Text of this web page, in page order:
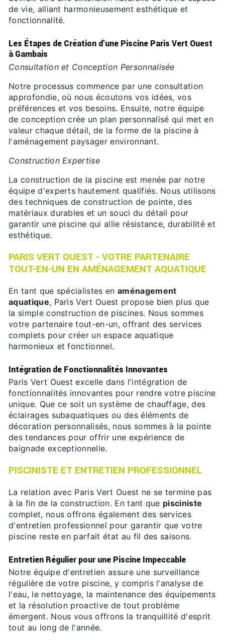
de vie, alliant harmonieusement esthétique et
fonctionnalité.
Les Étapes de Création d'une Piscine Paris Vert Ouest
à Gambais
Consultation et Conception Personnalisée
Notre processus commence par une consultation
approfondie, où nous écoutons vos idées, vos
préférences et vos besoins. Ensuite, notre équipe
de conception crée un plan personnalisé qui met en
valeur chaque détail, de la forme de la piscine à
l'aménagement paysager environnant.
Construction Expertise
La construction de la piscine est menée par notre
équipe d'experts hautement qualifiés. Nous utilisons
des techniques de construction de pointe, des
matériaux durables et un souci du détail pour
garantir une piscine qui allie résistance, durabilité et
esthétique.
PARIS VERT OUEST - VOTRE PARTENAIRE
TOUT-EN-UN EN AMÉNAGEMENT AQUATIQUE
En tant que spécialistes en aménagement
aquatique, Paris Vert Ouest propose bien plus que
la simple construction de piscines. Nous sommes
votre partenaire tout-en-un, offrant des services
complets pour créer un espace aquatique
harmonieux et fonctionnel.
Intégration de Fonctionnalités Innovantes
Paris Vert Ouest excelle dans l'intégration de
fonctionnalités innovantes pour rendre votre piscine
unique. Que ce soit un système de chauffage, des
éclairages subaquatiques ou des éléments de
décoration personnalisés, nous sommes à la pointe
des tendances pour offrir une expérience de
baignade exceptionnelle.
PISCINISTE ET ENTRETIEN PROFESSIONNEL
La relation avec Paris Vert Ouest ne se termine pas
à la fin de la construction. En tant que pisciniste
complet, nous offrons également des services
d'entretien professionnel pour garantir que votre
piscine reste en parfait état au fil des saisons.
Entretien Régulier pour une Piscine Impeccable
Notre équipe d'entretien assure une surveillance
régulière de votre piscine, y compris l'analyse de
l'eau, le nettoyage, la maintenance des équipements
et la résolution proactive de tout problème
émergent. Nous vous offrons la tranquillité d'esprit
tout au long de l'année.